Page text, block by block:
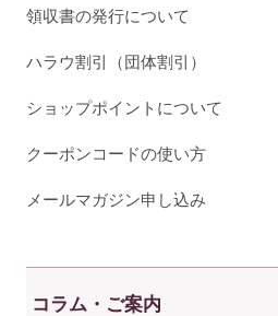
領収書の発行について
ハラウ割引（団体割引）
ショップポイントについて
クーポンコードの使い方
メールマガジン申し込み
コラム・ご案内